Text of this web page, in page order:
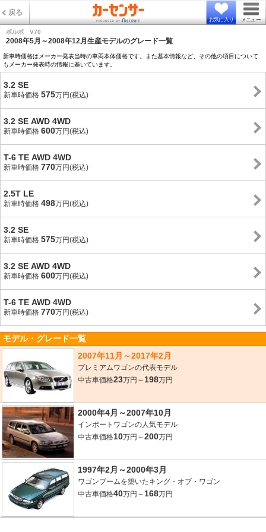
戻る
お気に入り メニュー
ボルボ V70
2008年5月～2008年12月生産モデルのグレード一覧
新車時価格はメーカー発表当時の車両本体価格です。また基本情報など、その他の項目について
もメーカー発表時の情報に基いています。
3.2 SE
新車時価格 575万円(税込)
3.2 SE AWD 4WD
新車時価格 600万円(税込)
T-6 TE AWD 4WD
新車時価格 770万円(税込)
2.5T LE
新車時価格 498万円(税込)
3.2 SE
新車時価格 575万円(税込)
3.2 SE AWD 4WD
新車時価格 600万円(税込)
T-6 TE AWD 4WD
新車時価格 770万円(税込)
モデル・グレード一覧
2007年11月～2017年2月
プレミアムワゴンの代表モデル
中古車価格23万円～ 198万円
2000年4月～2007年10月
インポートワゴンの人気モデル
中古車価格10万円～200万円
1997年2月～2000年3月
ワゴンブームを築いたキング・オブ・ワゴン
中古車価格40万円～ 168万円